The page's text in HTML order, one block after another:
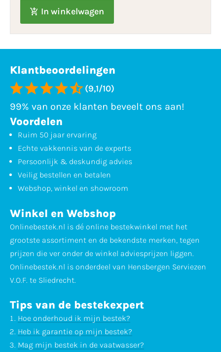
In winkelwagen
Klantbeoordelingen
(9,1/10)
99% van onze klanten beveelt ons aan!
Voordelen
Ruim 50 jaar ervaring
Echte vakkennis van de experts
Persoonlijk & deskundig advies
Veilig bestellen en betalen
Webshop, winkel en showroom
Winkel en Webshop
Onlinebestek.nl is dé online bestekwinkel met het
grootste assortiment en de bekendste merken, tegen
prijzen die ver onder de winkel adviesprijzen liggen.
Onlinebestek.nl is onderdeel van Hensbergen Serviezen
V.O.F. te Sliedrecht.
Tips van de bestekexpert
Hoe onderhoud ik mijn bestek?
Heb ik garantie op mijn bestek?
Mag mijn bestek in de vaatwasser?